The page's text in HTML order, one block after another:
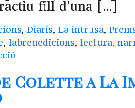
fill d’una […]
, Diaris, La intrusa,
, labreuedicions, lectura,
Colette a La